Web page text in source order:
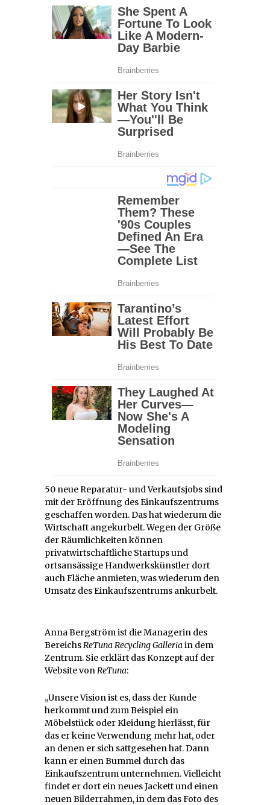
50 neue Reparatur- und Verkaufsjobs sind
mit der Eröffnung des Einkaufszentrums
geschaffen worden. Das hat wiederum die
Wirtschaft angekurbelt. Wegen der Größe
der Räumlichkeiten können
privatwirtschaftliche Startups und
ortsansässige Handwerkskünstler dort
auch Fläche anmieten, was wiederum den
Umsatz des Einkaufszentrums ankurbelt.
Anna Bergström ist die Managerin des
BereichsReTuna Recycling Galleriain dem
Zentrum. Sie erklärt das Konzept auf der
Website vonReTuna:
„Unsere Vision ist es, dass der Kunde
herkommt und zum Beispiel ein
Möbelstück oder Kleidung hierlässt, für
das er keine Verwendung mehr hat, oder
an denen er sich sattgesehen hat. Dann
kann er einen Bummel durch das
Einkaufszentrum unternehmen. Vielleicht
findet er dort ein neues Jackett und einen
neuen Bilderrahmen, in dem das Foto des